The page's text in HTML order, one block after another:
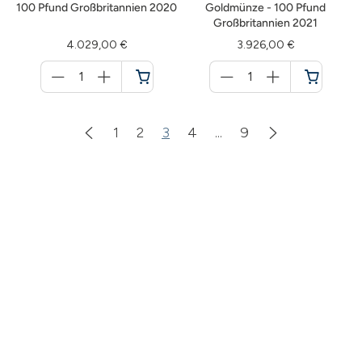
100 Pfund Großbritannien 2020
4.029,00 €
für
Warenkorb
Goldmünze - 100 Pfund
Großbritannien 2021
3.926,00 €
für
Warenkorb
1 2 3 4 ... 9